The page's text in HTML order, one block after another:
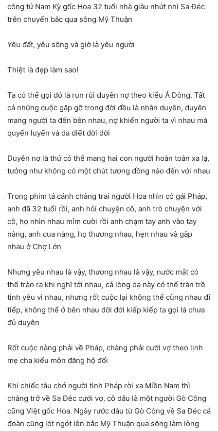
công tử Nam Kỳ gốc Hoa 32 tuổi nhà giàu nhứt nhì Sa Đéc
trên chuyến bắc qua sông Mỹ Thuận
Yêu đất, yêu sông và giờ là yêu người
Thiệt là đẹp làm sao!
Ta có thể gọi đó là run rủi duyên nợ theo kiểu Á Đông. Tất
cả những cuộc gặp gỡ trong đời đều là nhân duyên, duyên
mang người ta đến bên nhau, nợ khiến người ta vì nhau mà
quyến luyến và da diết đời đời
Duyên nợ là thứ có thể mang hai con người hoàn toàn xa lạ,
tưởng như không có một chút tương đồng nào đến với nhau
Trong phim tả cảnh chàng trai người Hoa nhìn cô gái Pháp,
anh đã 32 tuổi rồi, anh hỏi chuyện cô, anh trò chuyện với
cô, họ nhìn nhau mỉm cười rồi anh chạm tay anh vào tay
nàng, anh cua nàng, họ thương nhau, hẹn nhau và gặp
nhau ở Chợ Lớn
Nhưng yêu nhau là vậy, thương nhau là vậy, nước mắt có
thể trào ra khi nghĩ tới nhau, cả lòng dạ này có thể tràn trề
tình yêu vì nhau, nhưng rốt cuộc lại không thể cùng nhau đi
tiếp, không thể ở bên nhau đời đời kiếp kiếp ta gọi là chưa
đủ duyên
Rốt cuộc nàng phải về Pháp, chàng phải cưới vợ theo lịnh
mẹ cha kiểu môn đăng hộ đối
Khi chiếc tàu chở người tình Pháp rời xa Miền Nam thì
chàng trở về Sa Ðéc cưới vợ, cô dâu là một người Gò Công
cũng Việt gốc Hoa. Ngày rước dâu từ Gò Công về Sa Đéc cả
đoàn cũng lót ngót lên bắc Mỹ Thuận qua sông làm lòng